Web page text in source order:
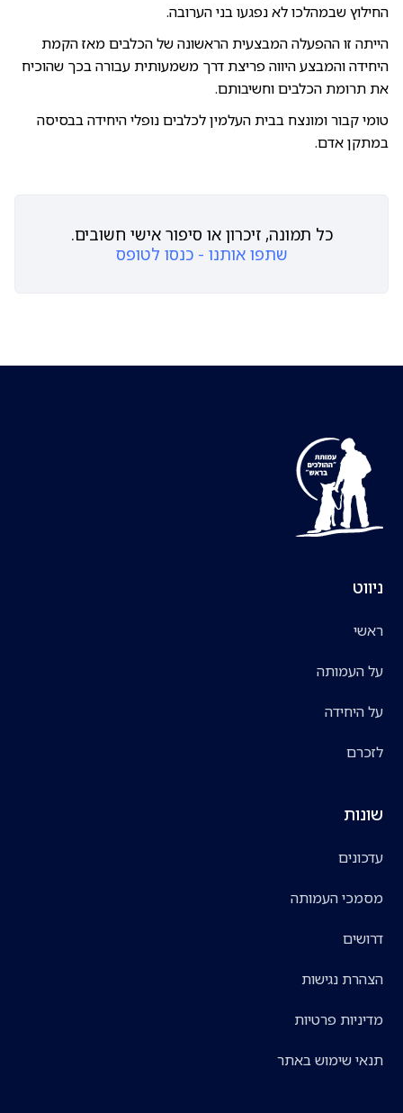
החילוץ שבמהלכו לא נפגעו בני הערובה.
הייתה זו ההפעלה המבצעית הראשונה של הכלבים מאז הקמת
היחידה והמבצע היווה פריצת דרך משמעותית עבורה בכך שהוכיח
את תרומת הכלבים וחשיבותם.
טומי קבור ומונצח בבית העלמין לכלבים נופלי היחידה בבסיסה
במתקן אדם.
כל תמונה, זיכרון או סיפור אישי חשובים.
שתפו אותנו - כנסו לטופס
ניווט
ראשי
על העמותה
על היחידה
לזכרם
שונות
עדכונים
מסמכי העמותה
דרושים
הצהרת נגישות
מדיניות פרטיות
תנאי שימוש באתר